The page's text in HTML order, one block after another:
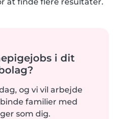
i dit
og vi vil arbejde
familier med
som dig.